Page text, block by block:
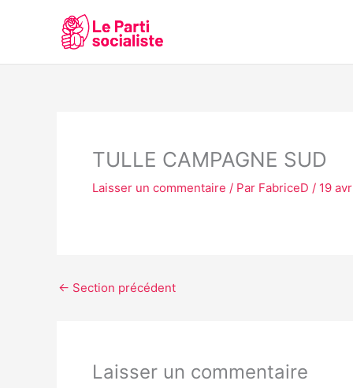
TULLE CAMPAGNE SUD
Laisser un commentaire / Par FabriceD / 19
← Section précédent
Laisser un commentaire